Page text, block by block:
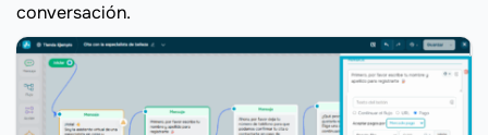
conversación.